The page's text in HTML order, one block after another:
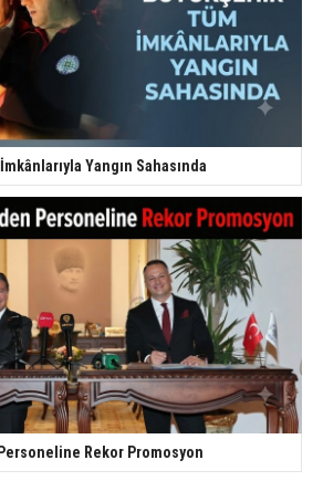
Yangın Sahasında
Rekor Promosyon